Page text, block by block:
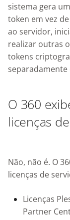
sistema gera
token em vez
ao servidor,
realizar outras
tokens
O 360
licenças
Não, não é. O
licenças de
Licenças
Partner